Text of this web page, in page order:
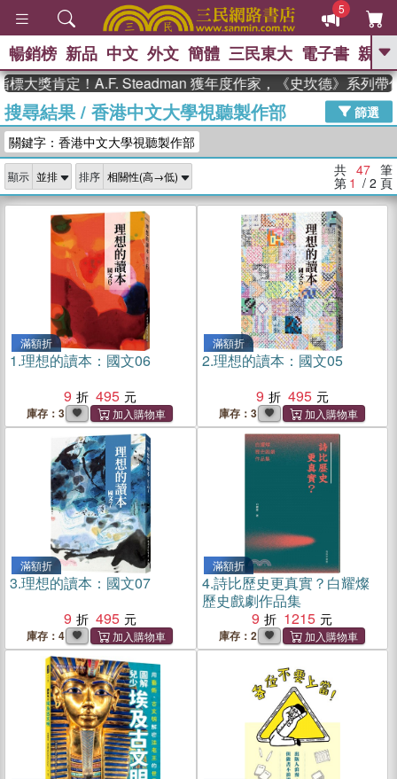
5
GO
熱搜： 東野圭吾 、 高希均教授回憶錄
、 The Odyssey 、 父親節 、 如果歷
史是一群喵
獎 臺灣漫遊錄 、 方念華 、 台灣的李
登輝時代
數學女孩：黎曼猜想 、
偉大的迷走神經
暢銷榜 新品 中文 外文 簡體 三民東大 電子書 親子
定！A.F. Steadman 獲年度作家，《史坎德》系列帶你踏上
搜尋結果/ 香港中文大學視聽製作部
篩選
關鍵字：香港中文大學視聽製作部
顯示 排序 共 47 筆
第 1 / 2 頁
滿額折
1.理想的讀本：國文06
9
495
庫存：3
滿額折
2.理想的讀本：國文05
9
495
庫存：3
滿額折
3.理想的讀本：國文07
9
495
庫存：4
滿額折
4.詩比歷史更真實？白耀燦
歷史戲劇作品集
9
1215
庫存：2